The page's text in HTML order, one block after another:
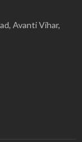
Avanti Vihar,